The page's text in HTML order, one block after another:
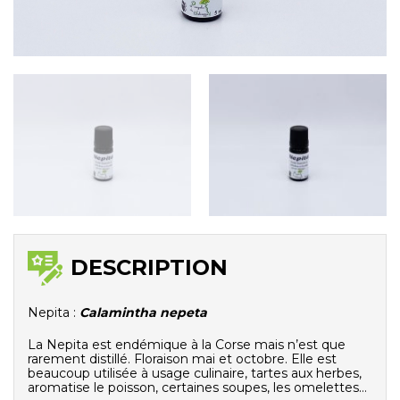
DESCRIPTION
Nepita : Calamintha nepeta
La Nepita est endémique à la Corse mais n’est que
rarement distillé. Floraison mai et octobre. Elle est
beaucoup utilisée à usage culinaire, tartes aux herbes,
aromatise le poisson, certaines soupes, les omelettes…